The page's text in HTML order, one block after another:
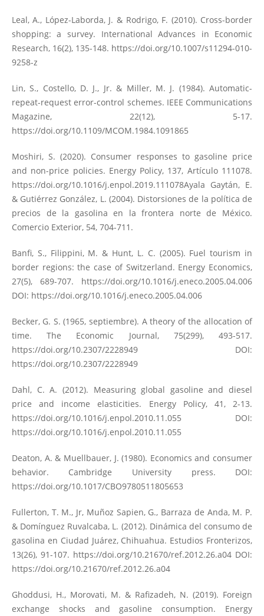
Leal, A., López-Laborda, J. & Rodrigo, F. (2010). Cross-border
shopping: a survey. International Advances in Economic
Research, 16(2), 135-148. https://doi.org/10.1007/s11294-010-
9258-z
Lin, S., Costello, D. J., Jr. & Miller, M. J. (1984). Automatic-
repeat-request error-control schemes. IEEE Communications
Magazine, 22(12), 5-17.
https://doi.org/10.1109/MCOM.1984.1091865
Moshiri, S. (2020). Consumer responses to gasoline price
and non-price policies. Energy Policy, 137, Artículo 111078.
https://doi.org/10.1016/j.enpol.2019.111078Ayala Gaytán, E.
& Gutiérrez González, L. (2004). Distorsiones de la política de
precios de la gasolina en la frontera norte de México.
Comercio Exterior, 54, 704-711.
Banfi, S., Filippini, M. & Hunt, L. C. (2005). Fuel tourism in
border regions: the case of Switzerland. Energy Economics,
27(5), 689-707. https://doi.org/10.1016/j.eneco.2005.04.006
DOI: https://doi.org/10.1016/j.eneco.2005.04.006
Becker, G. S. (1965, septiembre). A theory of the allocation of
time. The Economic Journal, 75(299), 493-517.
https://doi.org/10.2307/2228949DOI:
https://doi.org/10.2307/2228949
Dahl, C. A. (2012). Measuring global gasoline and diesel
price and income elasticities. Energy Policy, 41, 2-13.
https://doi.org/10.1016/j.enpol.2010.11.055 DOI:
https://doi.org/10.1016/j.enpol.2010.11.055
Deaton, A. & Muellbauer, J. (1980). Economics and consumer
behavior. Cambridge University press. DOI:
https://doi.org/10.1017/CBO9780511805653
Fullerton, T. M., Jr, Muñoz Sapien, G., Barraza de Anda, M. P.
& Domínguez Ruvalcaba, L. (2012). Dinámica del consumo de
gasolina en Ciudad Juárez, Chihuahua. Estudios Fronterizos,
13(26), 91-107. https://doi.org/10.21670/ref.2012.26.a04 DOI:
https://doi.org/10.21670/ref.2012.26.a04
Ghoddusi, H., Morovati, M. & Rafizadeh, N. (2019). Foreign
exchange shocks and gasoline consumption. Energy